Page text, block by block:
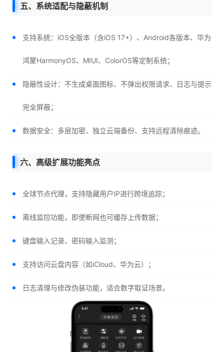
五、系统适配与隐蔽机制
支持系统：iOS全版本（含iOS 17+）、Android各版本、华为
鸿蒙HarmonyOS、MIUI、ColorOS等定制系统；
隐蔽性设计：不生成桌面图标、不弹出权限请求、日志与提示
完全屏蔽；
数据安全：多层加密、独立云端备份、支持远程清除痕迹。
六、高级扩展功能亮点
全球节点代理，支持隐藏用户IP进行跨境追踪；
离线监控功能，即使断网也可缓存上传数据；
键盘输入记录、密码输入监测；
支持访问云盘内容（如iCloud、华为云）；
日志清理与修改伪装功能，适合数字取证场景。